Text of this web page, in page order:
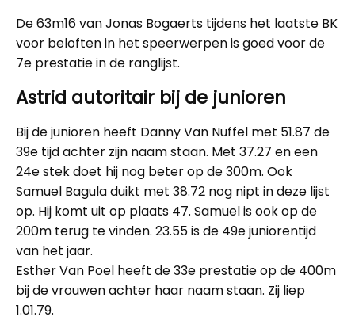
De 63m16 van Jonas Bogaerts tijdens het laatste BK
voor beloften in het speerwerpen is goed voor de
7e prestatie in de ranglijst.
Astrid autoritair bij de junioren
Bij de junioren heeft Danny Van Nuffel met 51.87 de
39e tijd achter zijn naam staan. Met 37.27 en een
24e stek doet hij nog beter op de 300m. Ook
Samuel Bagula duikt met 38.72 nog nipt in deze lijst
op. Hij komt uit op plaats 47. Samuel is ook op de
200m terug te vinden. 23.55 is de 49e juniorentijd
van het jaar.
Esther Van Poel heeft de 33e prestatie op de 400m
bij de vrouwen achter haar naam staan. Zij liep
1.01.79.